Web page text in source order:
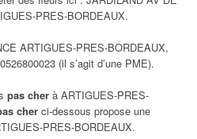
PRES-BORDEAUX.
ARTIGUES-PRES-BORDEAUX,
(il s’agit d’une PME).
pas cherà ARTIGUES-PRES-
cher ci-dessous propose une
PRES-BORDEAUX.